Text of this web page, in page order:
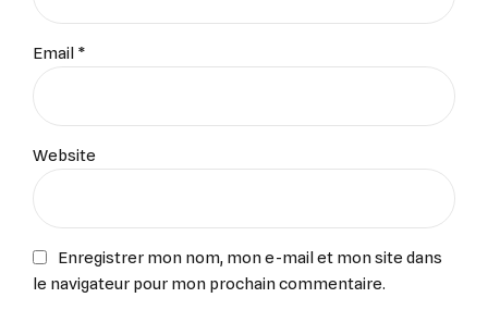
Email *
Website
Enregistrer mon nom, mon e-mail et mon site dans
le navigateur pour mon prochain commentaire.